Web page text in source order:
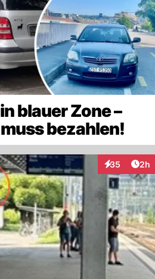
blauer Zone –
bezahlen!
35
Interaktionen
2h